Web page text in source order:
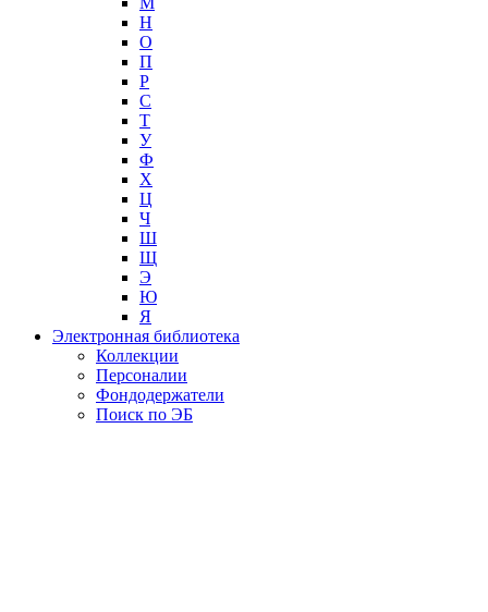
Н
О
П
Р
С
Т
У
Ф
Х
Ц
Ч
Ш
Щ
Э
Ю
Я
Электронная библиотека
Коллекции
Персоналии
Фондодержатели
Поиск по ЭБ